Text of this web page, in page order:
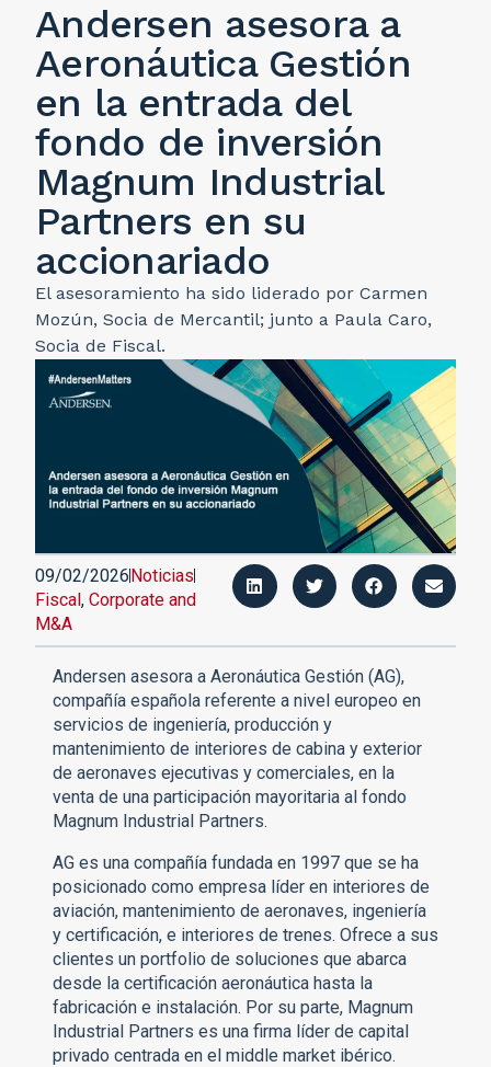
Andersen asesora a
Aeronáutica Gestión
en la entrada del
fondo de inversión
Magnum Industrial
Partners en su
accionariado
El asesoramiento ha sido liderado por Carmen
Mozún, Socia de Mercantil; junto a Paula Caro,
Socia de Fiscal.
09/02/2026Noticias
Fiscal, Corporate and
M&A
Andersen asesora a Aeronáutica Gestión (AG),
compañía española referente a nivel europeo en
servicios de ingeniería, producción y
mantenimiento de interiores de cabina y exterior
de aeronaves ejecutivas y comerciales, en la
venta de una participación mayoritaria al fondo
Magnum Industrial Partners.
AG es una compañía fundada en 1997 que se ha
posicionado como empresa líder en interiores de
aviación, mantenimiento de aeronaves, ingeniería
y certificación, e interiores de trenes. Ofrece a sus
clientes un portfolio de soluciones que abarca
desde la certificación aeronáutica hasta la
fabricación e instalación. Por su parte, Magnum
Industrial Partners es una firma líder de capital
privado centrada en el middle market ibérico.